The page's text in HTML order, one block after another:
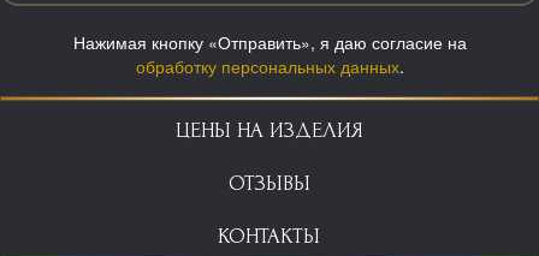
Нажимая кнопку «Отправить», я даю согласие на
обработку персональных данных.
ЦЕНЫ НА ИЗДЕЛИЯ
ОТЗЫВЫ
КОНТАКТЫ